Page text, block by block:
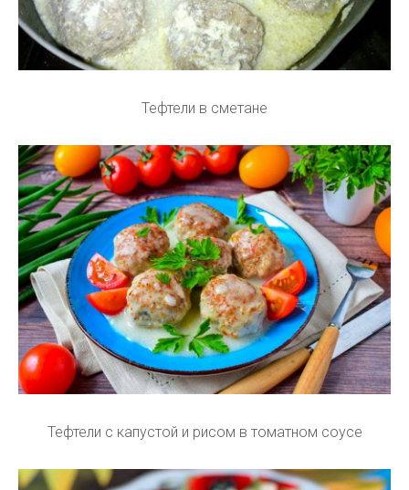
Тефтели в сметане
Тефтели с капустой и рисом в томатном соусе